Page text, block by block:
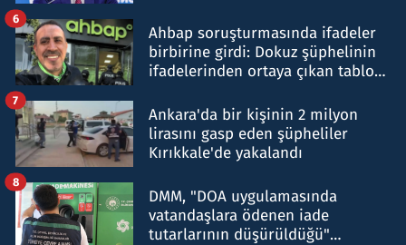
Ahbap soruşturmasında ifadeler
birbirine girdi: Dokuz şüphelinin
ifadelerinden ortaya çıkan tablo
6
Ankara'da bir kişinin 2 milyon
lirasını gasp eden şüpheliler
Kırıkkale'de yakalandı
7
DMM, "DOA uygulamasında
vatandaşlara ödenen iade
tutarlarının düşürüldüğü"
8